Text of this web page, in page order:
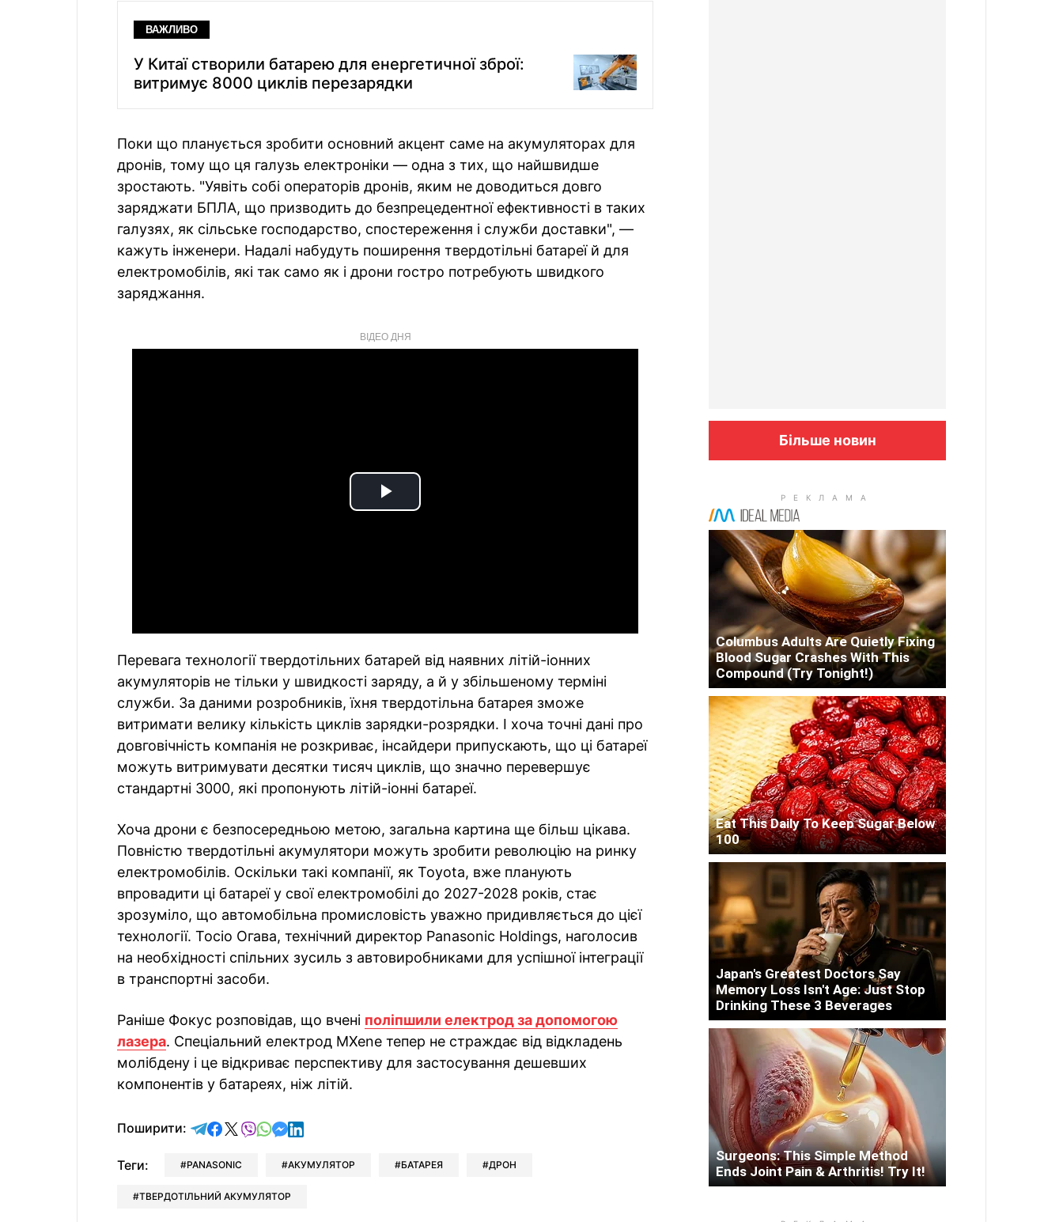
ВАЖЛИВО
У Китаї створили батарею для енергетичної зброї:
витримує 8000 циклів перезарядки
Поки що планується зробити основний акцент саме на акумуляторах для
дронів, тому що ця галузь електроніки — одна з тих, що найшвидше
зростають. "Уявіть собі операторів дронів, яким не доводиться довго
заряджати БПЛА, що призводить до безпрецедентної ефективності в таких
галузях, як сільське господарство, спостереження і служби доставки", —
кажуть інженери. Надалі набудуть поширення твердотільні батареї й для
електромобілів, які так само як і дрони гостро потребують швидкого
заряджання.
ВІДЕО ДНЯ
Play
Перевага технології твердотільних батарей від наявних літій-іонних
акумуляторів не тільки у швидкості заряду, а й у збільшеному терміні
служби. За даними розробників, їхня твердотільна батарея зможе
витримати велику кількість циклів зарядки-розрядки. І хоча точні дані про
довговічність компанія не розкриває, інсайдери припускають, що ці батареї
можуть витримувати десятки тисяч циклів, що значно перевершує
стандартні 3000, які пропонують літій-іонні батареї.
Хоча дрони є безпосередньою метою, загальна картина ще більш цікава.
Повністю твердотільні акумулятори можуть зробити революцію на ринку
електромобілів. Оскільки такі компанії, як Toyota, вже планують
впровадити ці батареї у свої електромобілі до 2027-2028 років, стає
зрозуміло, що автомобільна промисловість уважно придивляється до цієї
технології. Тосіо Огава, технічний директор Panasonic Holdings, наголосив
на необхідності спільних зусиль з автовиробниками для успішної інтеграції
в транспортні засоби.
Раніше Фокус розповідав, що вчені поліпшили електрод за допомогою
лазера. Спеціальний електрод MXene тепер не страждає від відкладень
молібдену і це відкриває перспективу для застосування дешевших
компонентів у батареях, ніж літій.
Поширити: відправити у Telegram
поділитись у Facebook
поділитись у X
відправити у Viber
відправити у Whatsapp
відправити у Messenger
відправити у LinkedIn
Теги: PANASONIC АКУМУЛЯТОР БАТАРЕЯ ДРОН
ТВЕРДОТІЛЬНИЙ АКУМУЛЯТОР
Більше новин
Columbus Adults Are Quietly Fixing
Blood Sugar Crashes With This
Compound (Try Tonight!)
Eat This Daily To Keep Sugar Below
100
Japan's Greatest Doctors Say
Memory Loss Isn't Age: Just Stop
Drinking These 3 Beverages
Surgeons: This Simple Method
Ends Joint Pain & Arthritis! Try It!